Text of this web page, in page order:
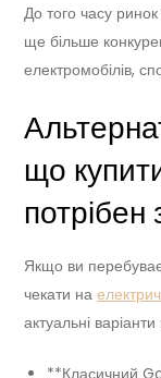
До того часу
ще більше
електромобілів,
що
потрібен
Якщо ви
чекати на
актуальні
**Класичний